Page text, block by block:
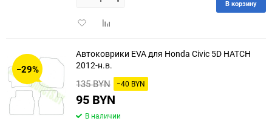
ДобавитьДобавить
В корзину
−29%
Автоковрики EVA для Honda Civic 5D HATCH
2012-н.в.
135 BYN −40 BYN
95 BYN
В наличии